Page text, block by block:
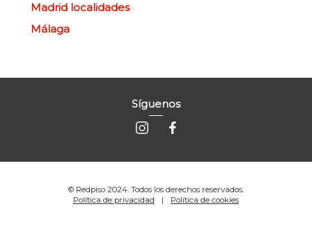
Madrid localidades
Málaga
Síguenos
© Redpiso 2024. Todos los derechos reservados.
Política de privacidad
Política de cookies